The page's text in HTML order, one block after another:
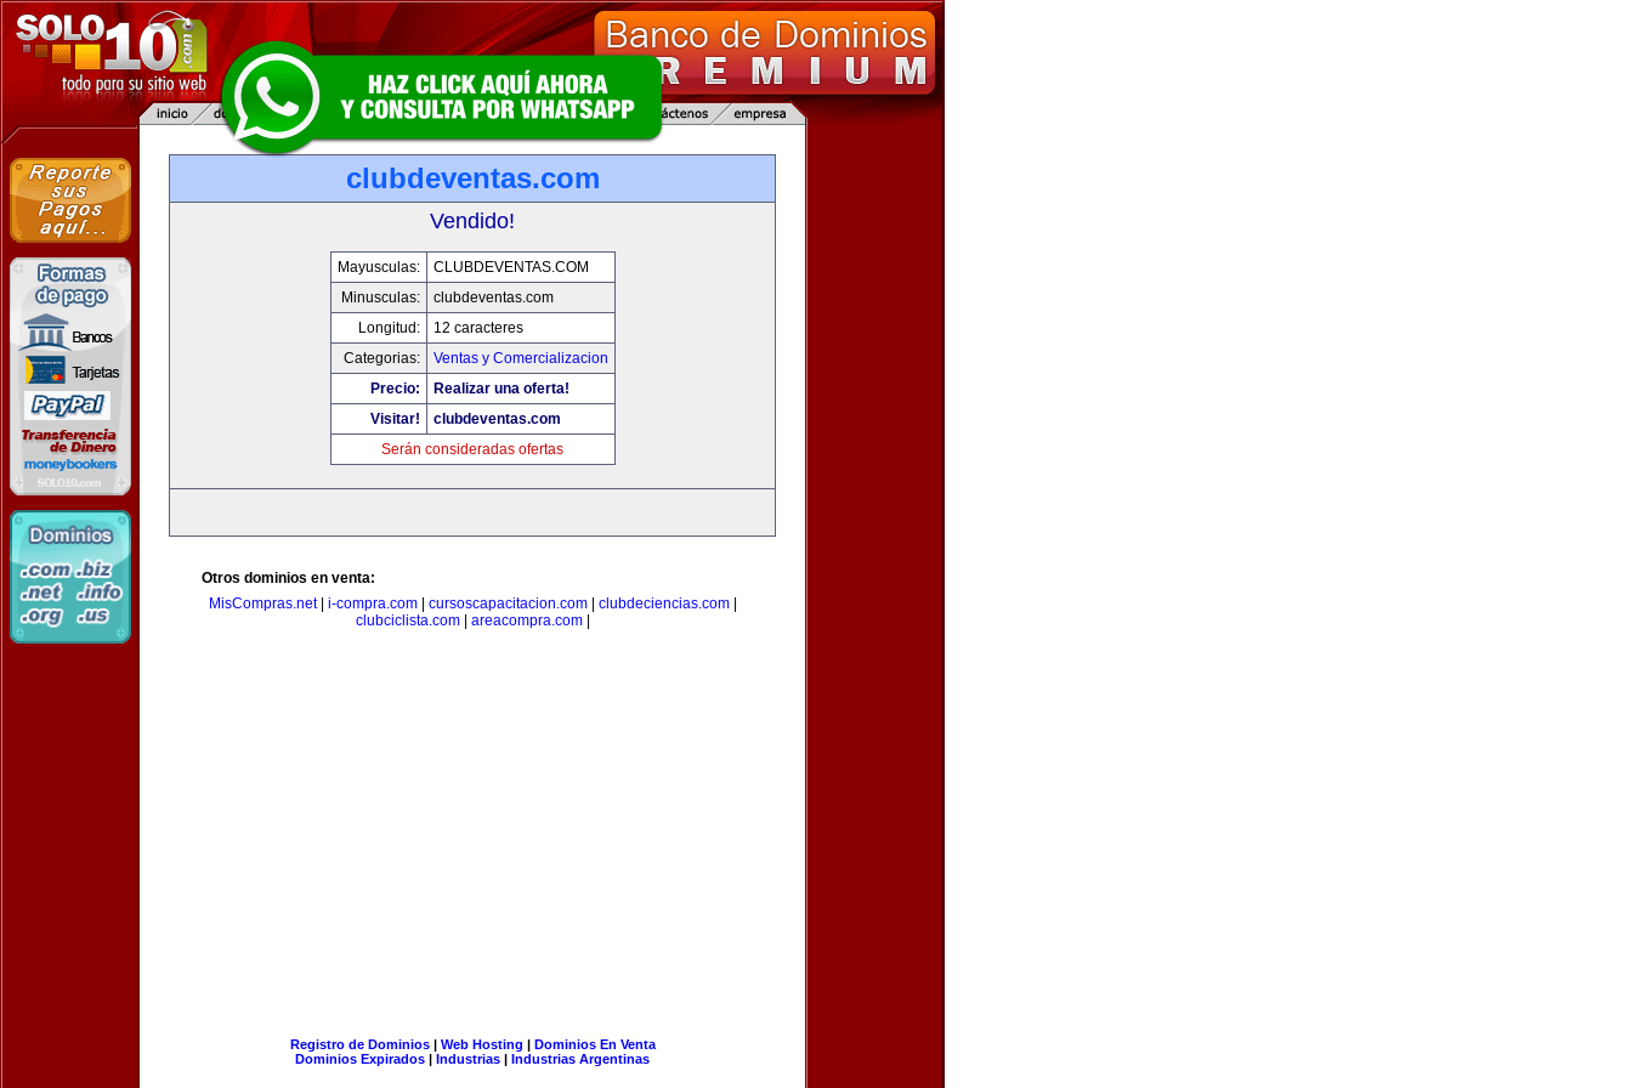
clubdeventas.com
Vendido!
Mayusculas:
CLUBDEVENTAS.COM
Minusculas:
clubdeventas.com
Longitud:
12 caracteres
Categorias:
Ventas y Comercializacion
Precio:
Realizar una oferta!
Visitar!
clubdeventas.com
Serán consideradas ofertas
Otros dominios en venta:
MisCompras.net| i-compra.com| cursoscapacitacion.com| clubdeciencias.com|
clubciclista.com| areacompra.com|
Registro de Dominios| Web Hosting | Dominios En Venta
Dominios Expirados | Industrias | Industrias Argentinas